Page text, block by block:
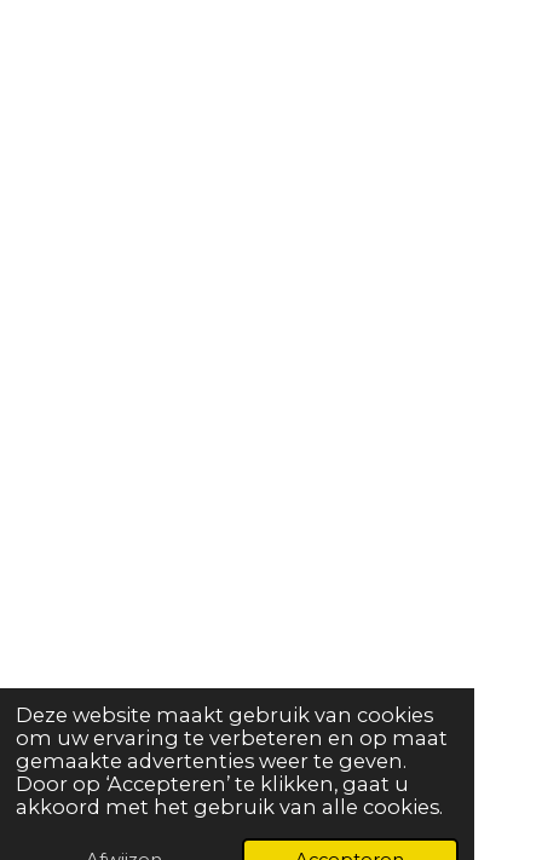
Deze website maakt gebruik van cookies
om uw ervaring te verbeteren en op maat
gemaakte advertenties weer te geven.
Door op ‘Accepteren’ te klikken, gaat u
akkoord met het gebruik van alle cookies.